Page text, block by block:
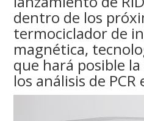
dentro de los
termociclador de
magnética,
que hará posible
los análisis de PCR